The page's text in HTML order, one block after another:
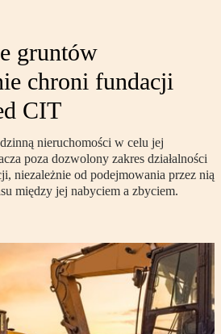
gruntów
chroni fundacji
CIT
nieruchomości w celu jej
poza dozwolony zakres działalności
niezależnie od podejmowania przez nią
między jej nabyciem a zbyciem.